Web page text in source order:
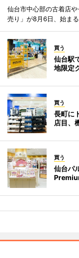
仙台市中心部の古着店
売り」が8月6日、始まる
買う
仙台駅
地限定
買う
長町に
店目、
買う
仙台パ